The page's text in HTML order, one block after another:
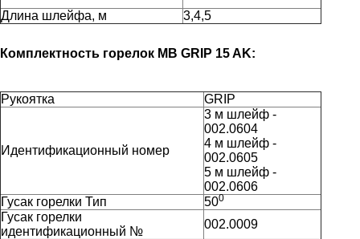
Длина шлейфа, м
3,4,5
Комплектность горелок MB GRIP 15 AK:
Рукоятка GRIP
Идентификационный номер
3 м шлейф -
002.0604
4 м шлейф -
002.0605
5 м шлейф -
002.0606
Гусак горелки Тип
500
Гусак горелки
идентификационный №
002.0009